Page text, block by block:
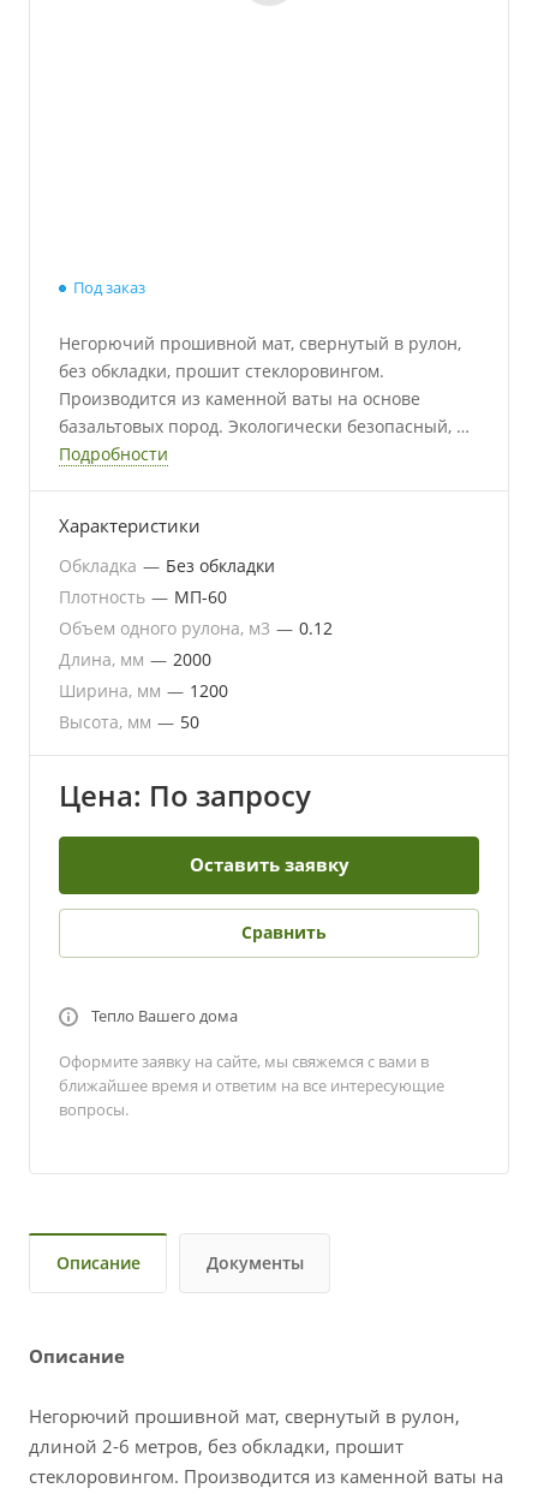
Под заказ
Негорючий прошивной мат, свернутый в рулон,
без обкладки, прошит стеклоровингом.
Производится из каменной ваты на основе
базальтовых пород. Экологически безопасный, не
содержит смол.
Подробности
Характеристики
Обкладка — Без обкладки
Плотность — МП-60
Объем одного рулона, м3 — 0.12
Длина, мм — 2000
Ширина, мм — 1200
Высота, мм — 50
Цена: По запросу
Оставить заявку
Сравнить
Тепло Вашего дома
Оформите заявку на сайте, мы свяжемся с вами в
ближайшее время и ответим на все интересующие
вопросы.
Описание Документы
Описание
Негорючий прошивной мат, свернутый в рулон,
длиной 2-6 метров, без обкладки, прошит
стеклоровингом. Производится из каменной ваты на